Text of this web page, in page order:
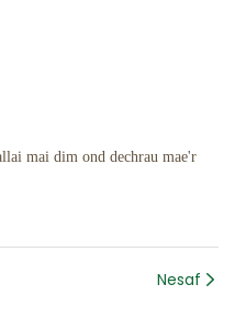
mai dim ond dechrau mae'r
Nesaf